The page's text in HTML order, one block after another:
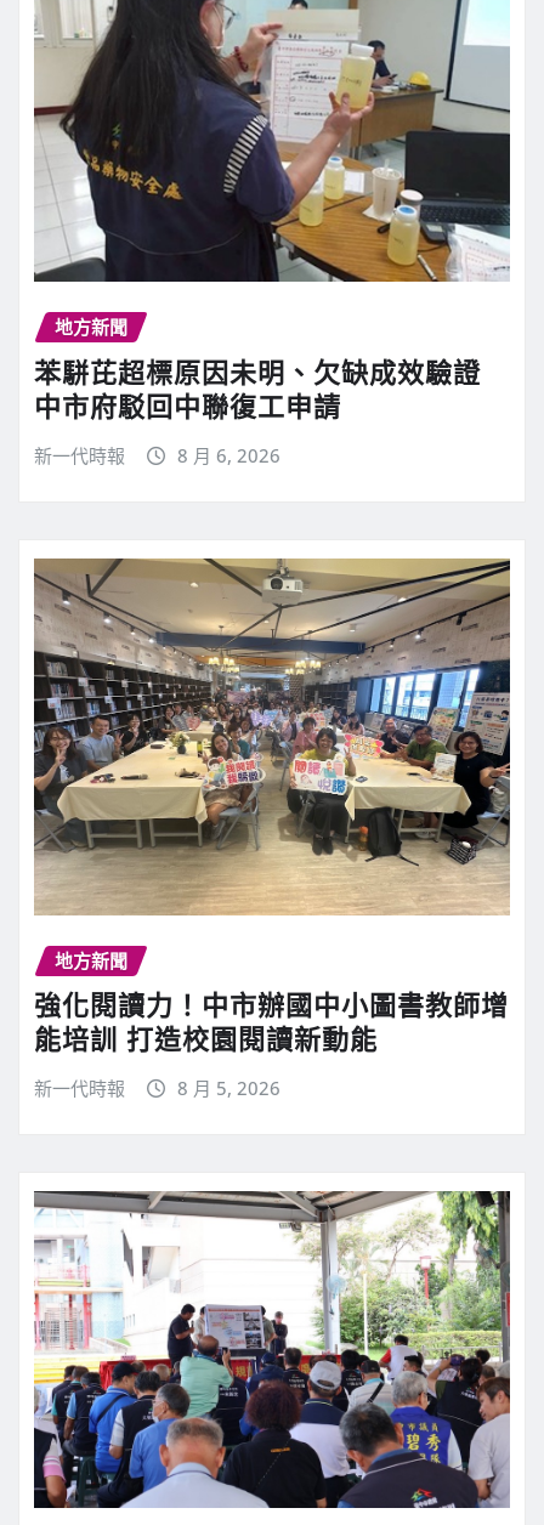
地方新聞
苯駢芘超標原因未明、欠缺成效驗證
中市府駁回中聯復工申請
新一代時報 8 月 6, 2026
地方新聞
強化閱讀力！中市辦國中小圖書教師增
能培訓 打造校園閱讀新動能
新一代時報 8 月 5, 2026